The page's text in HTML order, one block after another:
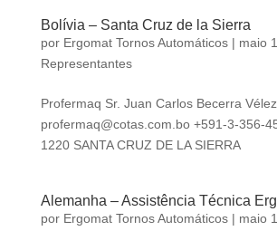
Bolívia – Santa Cruz de la Sierra
por Ergomat Tornos Automáticos| maio
Representantes
Profermaq Sr. Juan Carlos Becerra Vélez
profermaq@cotas.com.bo+591-3-356-
1220 SANTA CRUZ DE LA SIERRA
Alemanha – Assistência Técnica
por Ergomat Tornos Automáticos| maio